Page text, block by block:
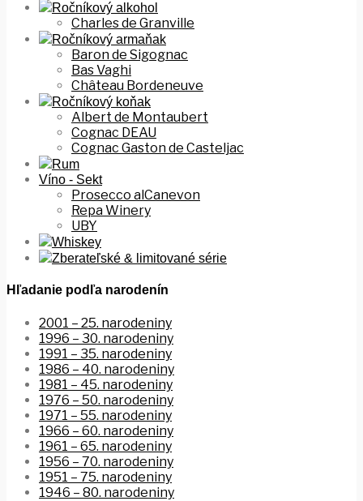
Ročníkový alkohol
Charles de Granville
Ročníkový armaňak
Baron de Sigognac
Bas Vaghi
Château Bordeneuve
Ročníkový koňak
Albert de Montaubert
Cognac DEAU
Cognac Gaston de Casteljac
Rum
Víno - Sekt
Prosecco alCanevon
Repa Winery
UBY
Whiskey
Zberateľské & limitované série
Hľadanie podľa narodenín
2001 – 25. narodeniny
1996 – 30. narodeniny
1991 – 35. narodeniny
1986 – 40. narodeniny
1981 – 45. narodeniny
1976 – 50. narodeniny
1971 – 55. narodeniny
1966 – 60. narodeniny
1961 – 65. narodeniny
1956 – 70. narodeniny
1951 – 75. narodeniny
1946 – 80. narodeniny